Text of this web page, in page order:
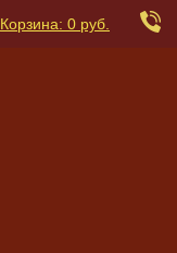
Корзина: 0 руб.